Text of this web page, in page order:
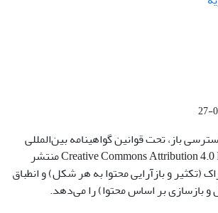
باز، تحت قوانین گواهینامه بین‌المللی
Creative Commons Attribution 4.0 International License منتشر
(تکثیر و بازآرایی محتوا به هر شکل) و انطباق
و بازسازی بر اساس محتوا) را می‌دهد.